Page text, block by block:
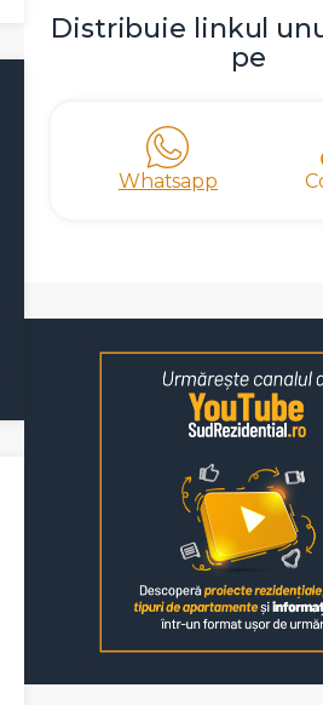
Distribuie linkul
pe
Whatsapp